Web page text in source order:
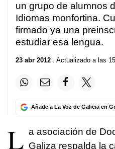
un grupo de alumnos
Idiomas monfortina.
firmado ya una
estudiar esa lengua.
23 abr 2012 . Actualizado a las
Añade a La Voz de Galicia en
L a asociación de
Galiza respalda la